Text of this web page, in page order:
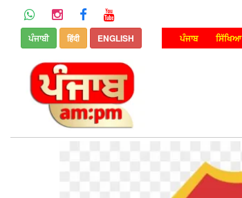
ਪੰਜਾਬੀ हिंदी ENGLISH ਪੰਜਾਬ ਸਿੱਖਿਆ